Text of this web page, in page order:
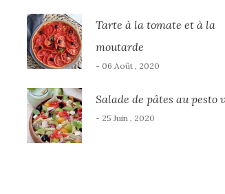
Tarte à la tomate et à la
moutarde
- 06 Août , 2020
Salade de pâtes au pesto
- 25 Juin , 2020